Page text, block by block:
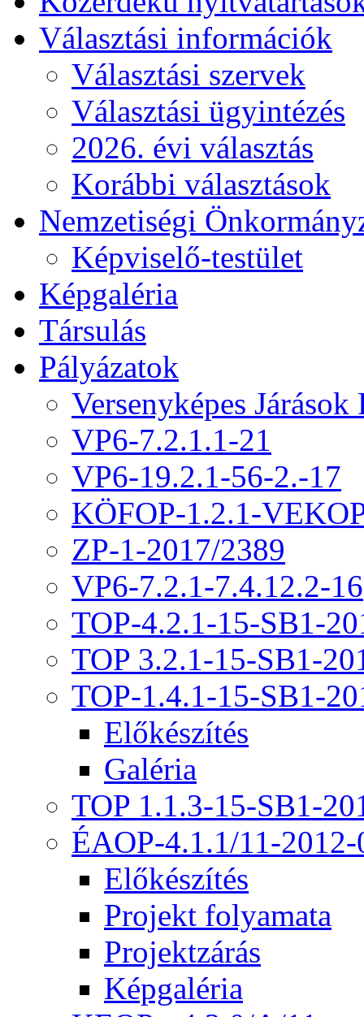
Választási információk
Választási szervek
Választási ügyintézés
2026. évi választás
Korábbi választások
Nemzetiségi
Képviselő-testület
Képgaléria
Társulás
Pályázatok
Versenyképes Járások
VP6-7.2.1.1-21
VP6-19.2.1-56-2.-17
KÖFOP-1.2.1-
ZP-1-2017/2389
VP6-7.2.1-7.4.12.2-16
TOP-4.2.1-15-SB1-
TOP 3.2.1-15-SB1-
TOP-1.4.1-15-SB1-
Előkészítés
Galéria
TOP 1.1.3-15-SB1-
ÉAOP-4.1.1/11-2012-
Előkészítés
Projekt folyamata
Projektzárás
Képgaléria